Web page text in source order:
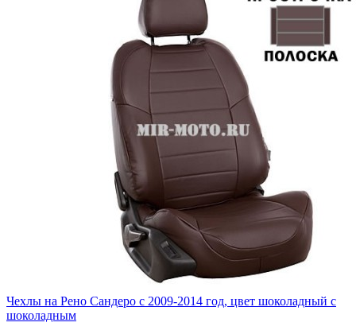
Чехлы на Рено Сандеро с 2009-2014 год, цвет шоколадный с
шоколадным